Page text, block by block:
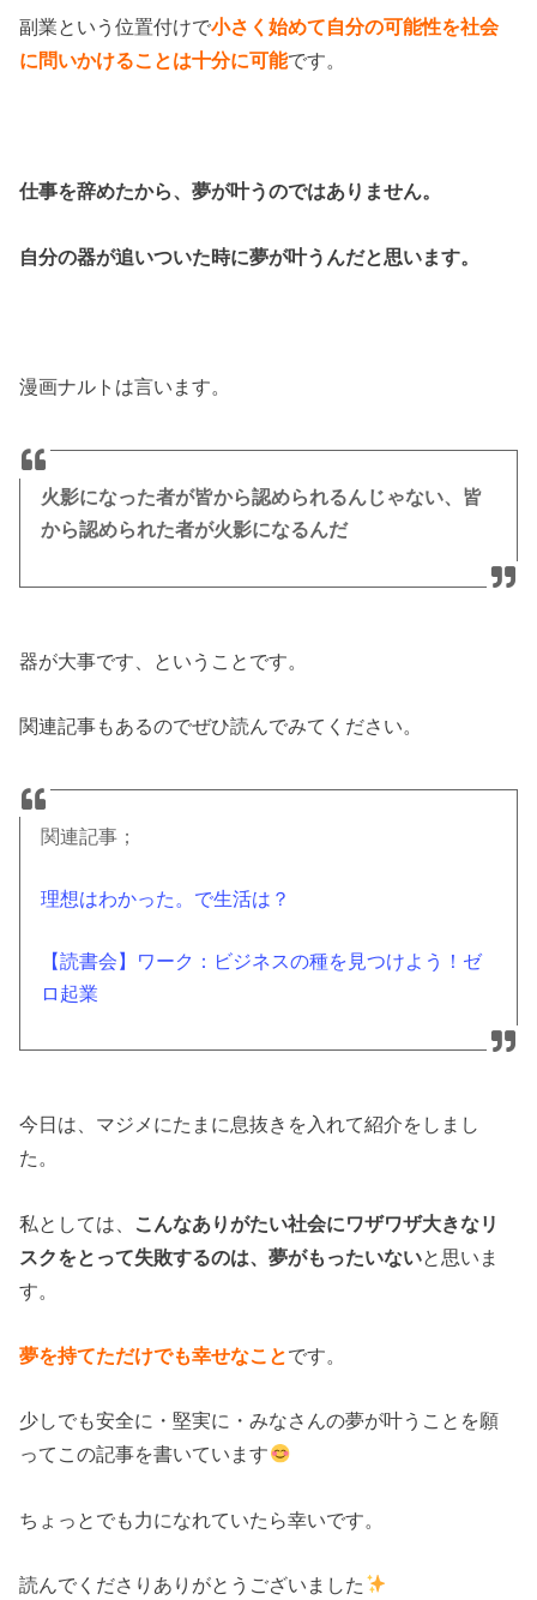
副業という位置付けで小さく始めて自分の可能性を社会
に問いかけることは十分に可能です。
仕事を辞めたから、夢が叶うのではありません。
自分の器が追いついた時に夢が叶うんだと思います。
漫画ナルトは言います。
火影になった者が皆から認められるんじゃない、皆
から認められた者が火影になるんだ
器が大事です、ということです。
関連記事もあるのでぜひ読んでみてください。
関連記事；
理想はわかった。で生活は？
【読書会】ワーク：ビジネスの種を見つけよう！ゼ
ロ起業
今日は、マジメにたまに息抜きを入れて紹介をしまし
た。
私としては、 こんなありがたい社会にワザワザ大きなリ
スクをとって失敗するのは、夢がもったいないと思いま
す。
夢を持てただけでも幸せなことです。
少しでも安全に・堅実に・みなさんの夢が叶うことを願
ってこの記事を書いています
ちょっとでも力になれていたら幸いです。
読んでくださりありがとうございました